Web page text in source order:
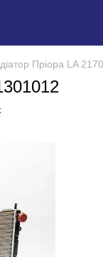
Пріора LA